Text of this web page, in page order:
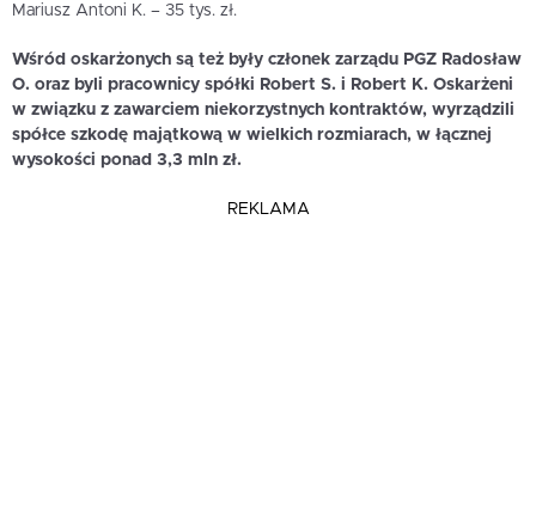
Mariusz Antoni K. – 35 tys. zł.
Wśród oskarżonych są też były członek zarządu PGZ Radosław
O. oraz byli pracownicy spółki Robert S. i Robert K. Oskarżeni
w związku z zawarciem niekorzystnych kontraktów, wyrządzili
spółce szkodę majątkową w wielkich rozmiarach, w łącznej
wysokości ponad 3,3 mln zł.
REKLAMA